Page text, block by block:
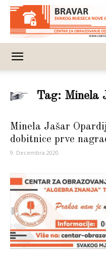
Tag: Minela
Minela Jašar
dobitnice prve
9. Decembra 2020.